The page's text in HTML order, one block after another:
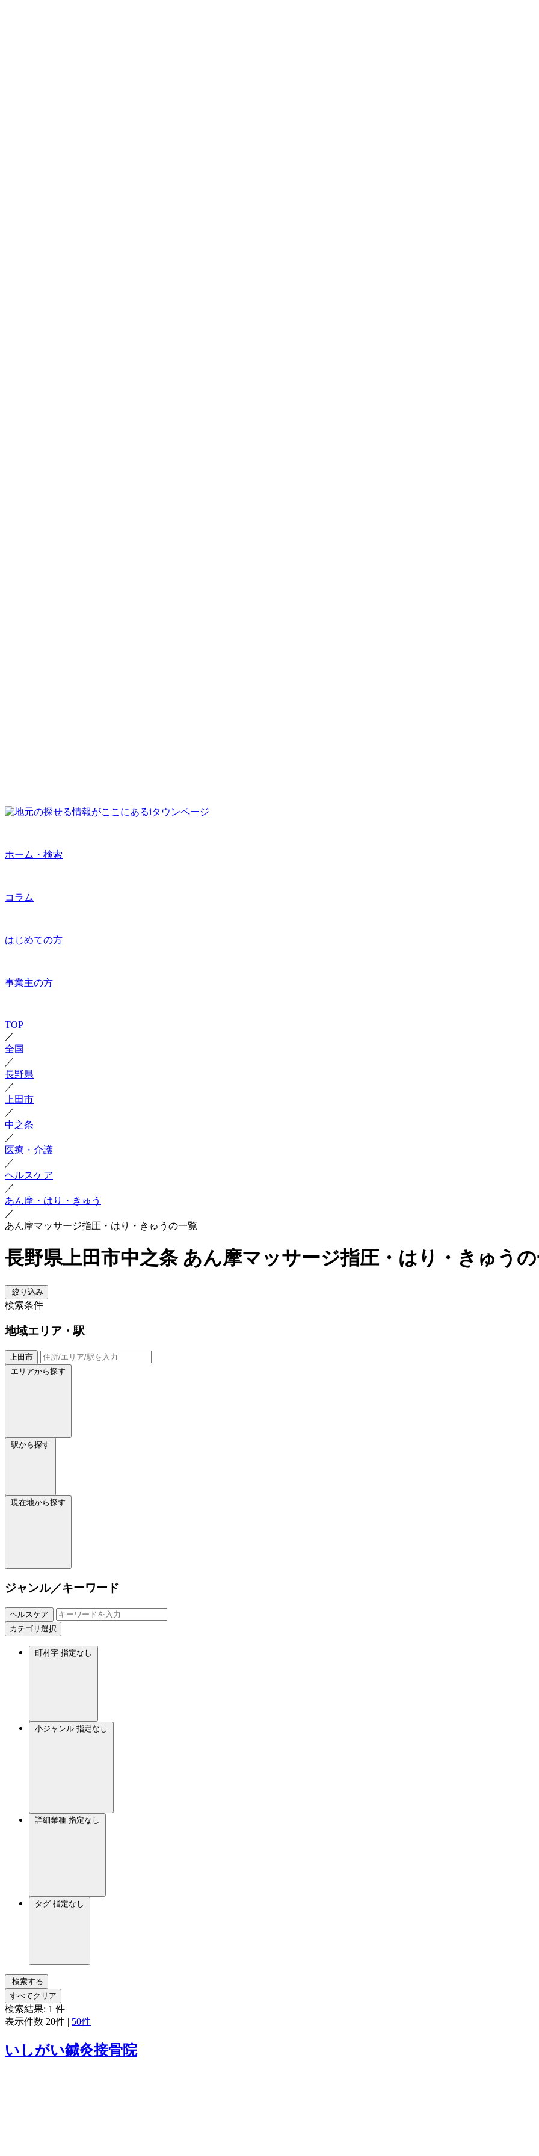
ホーム・検索
コラム
はじめての方
事業主の方
TOP
／
全国
／
長野県
／
上田市
／
中之条
／
医療・介護
／
ヘルスケア
／
あん摩・はり・きゅう
／
あん摩マッサージ指圧・はり・きゅうの一覧
長野県上田市中之条 あん摩マッサージ指圧・はり・きゅう
絞り込み
検索条件
地域エリア・駅
上田市
エリアから探す
駅から探す
現在地から探す
ジャンル／キーワード
ヘルスケア
カテゴリ選択
町村字 指定なし
小ジャンル 指定なし
詳細業種 指定なし
タグ 指定なし
検索する
すべてクリア
検索結果: 1 件
表示件数 20件 | 50件
いしがい鍼灸接骨院